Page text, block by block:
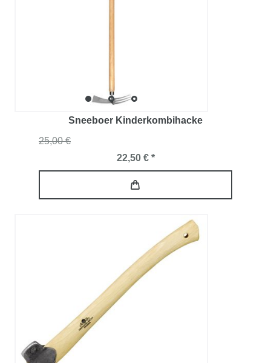
Sneeboer Kinderkombihacke
25,00 €
22,50 € *